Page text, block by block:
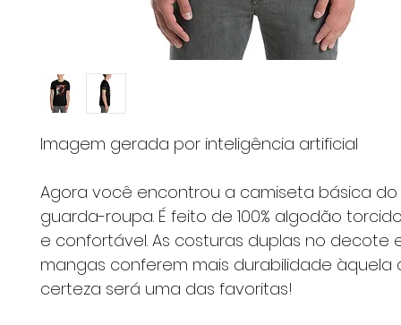
Imagem gerada por inteligência artificial
Agora você encontrou a camiseta básica do
guarda-roupa. É feito de 100% algodão
e confortável. As costuras duplas no decote
mangas conferem mais durabilidade àquela
certeza será uma das favoritas!